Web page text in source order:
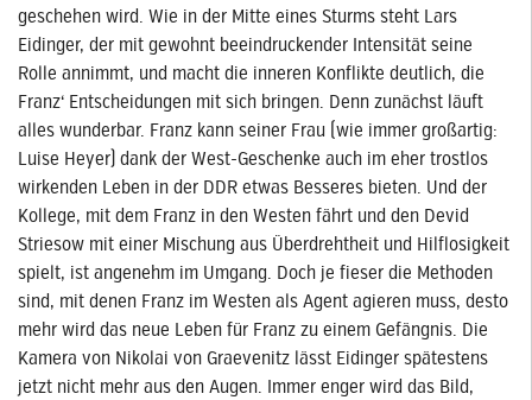
geschehen wird. Wie in der Mitte eines Sturms steht Lars
Eidinger, der mit gewohnt beeindruckender Intensität seine
Rolle annimmt, und macht die inneren Konflikte deutlich, die
Franz‘ Entscheidungen mit sich bringen. Denn zunächst läuft
alles wunderbar. Franz kann seiner Frau (wie immer großartig:
Luise Heyer) dank der West-Geschenke auch im eher trostlos
wirkenden Leben in der DDR etwas Besseres bieten. Und der
Kollege, mit dem Franz in den Westen fährt und den Devid
Striesow mit einer Mischung aus Überdrehtheit und Hilflosigkeit
spielt, ist angenehm im Umgang. Doch je fieser die Methoden
sind, mit denen Franz im Westen als Agent agieren muss, desto
mehr wird das neue Leben für Franz zu einem Gefängnis. Die
Kamera von Nikolai von Graevenitz lässt Eidinger spätestens
jetzt nicht mehr aus den Augen. Immer enger wird das Bild,